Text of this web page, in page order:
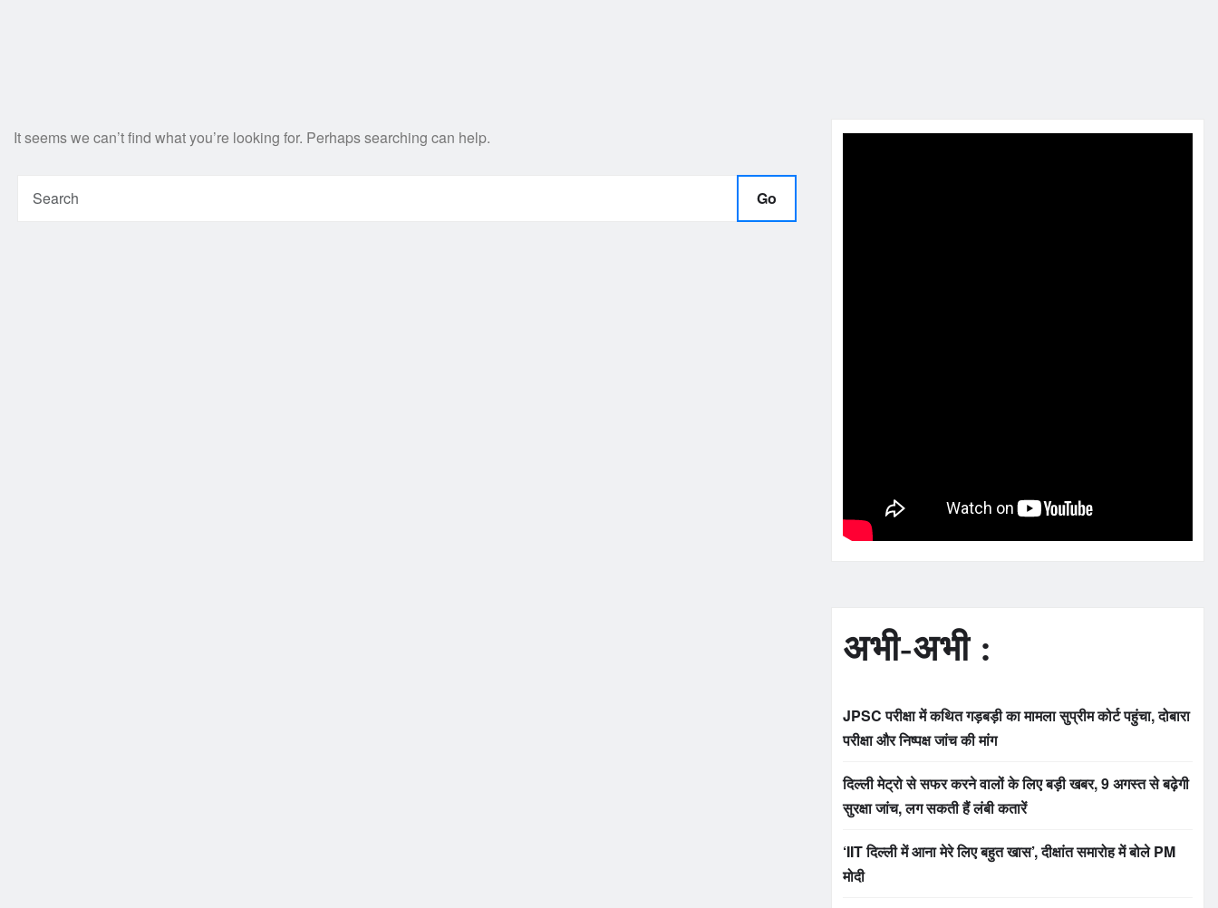
It seems we can’t find what you’re looking for. Perhaps searching can help.
Go
अभी-अभी :
JPSC परीक्षा में कथित गड़बड़ी का मामला सुप्रीम कोर्ट पहुंचा, दोबारा
परीक्षा और निष्पक्ष जांच की मांग
दिल्ली मेट्रो से सफर करने वालों के लिए बड़ी खबर, 9 अगस्त से बढ़ेगी
सुरक्षा जांच, लग सकती हैं लंबी कतारें
‘IIT दिल्ली में आना मेरे लिए बहुत खास’, दीक्षांत समारोह में बोले PM
मोदी